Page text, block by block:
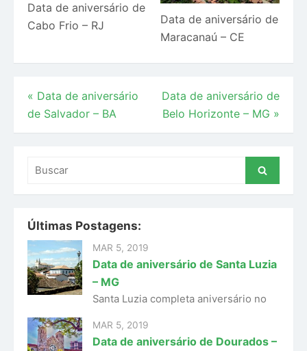
Data de aniversário de
Cabo Frio – RJ
Data de aniversário de
Maracanaú – CE
Navegação
de
« Data de aniversário
de Salvador – BA
Data de aniversário de
Belo Horizonte – MG »
Buscar
Buscar
Últimas Postagens:
MAR 5, 2019
Data de aniversário de Santa Luzia
– MG
Santa Luzia completa aniversário no
MAR 5, 2019
Data de aniversário de Dourados –